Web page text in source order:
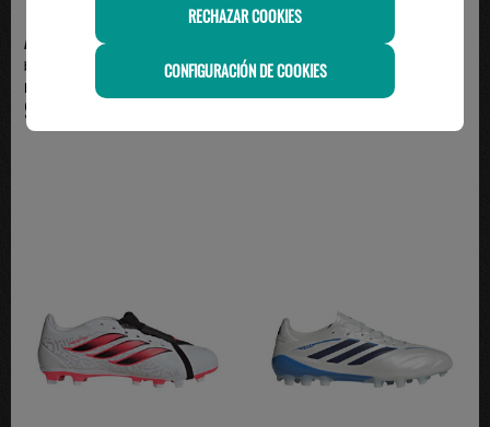
ADIDAS
bota de fútbol adidas PREDATOR
LEAGUE FT AG, bl...
95.00€
bota de fútbol adidas PREDATOR
159.95€
RECHAZAR COOKIES
CONFIGURACIÓN DE COOKIES